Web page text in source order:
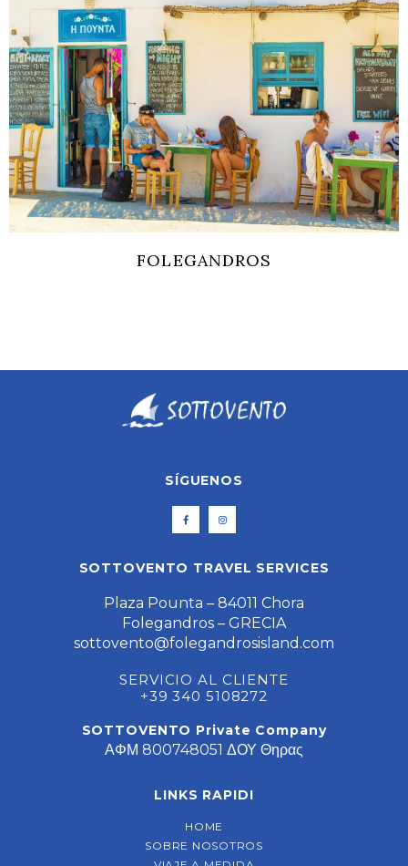
FOLEGANDROS
SÍGUENOS
SOTTOVENTO TRAVEL SERVICES
Plaza Pounta – 84011 Chora
Folegandros – GRECIA
sottovento@folegandrosisland.com
SERVICIO AL CLIENTE
+39 340 5108272
SOTTOVENTO Private Company
ΑΦΜ 800748051 ΔΟΥ Θηρας
LINKS RAPIDI
HOME
SOBRE NOSOTROS